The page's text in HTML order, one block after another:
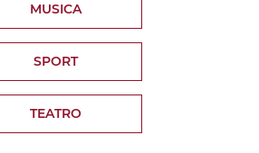
MUSICA
SPORT
TEATRO